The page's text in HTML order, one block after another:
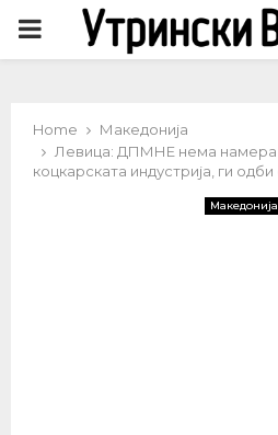
PRIMARY
Home
Македонија
Левица: ДПМНЕ нема намера
коцкарската индустрија, ги
Македонија